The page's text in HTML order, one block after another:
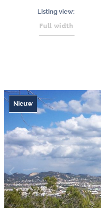
Listing view:
Nieuw